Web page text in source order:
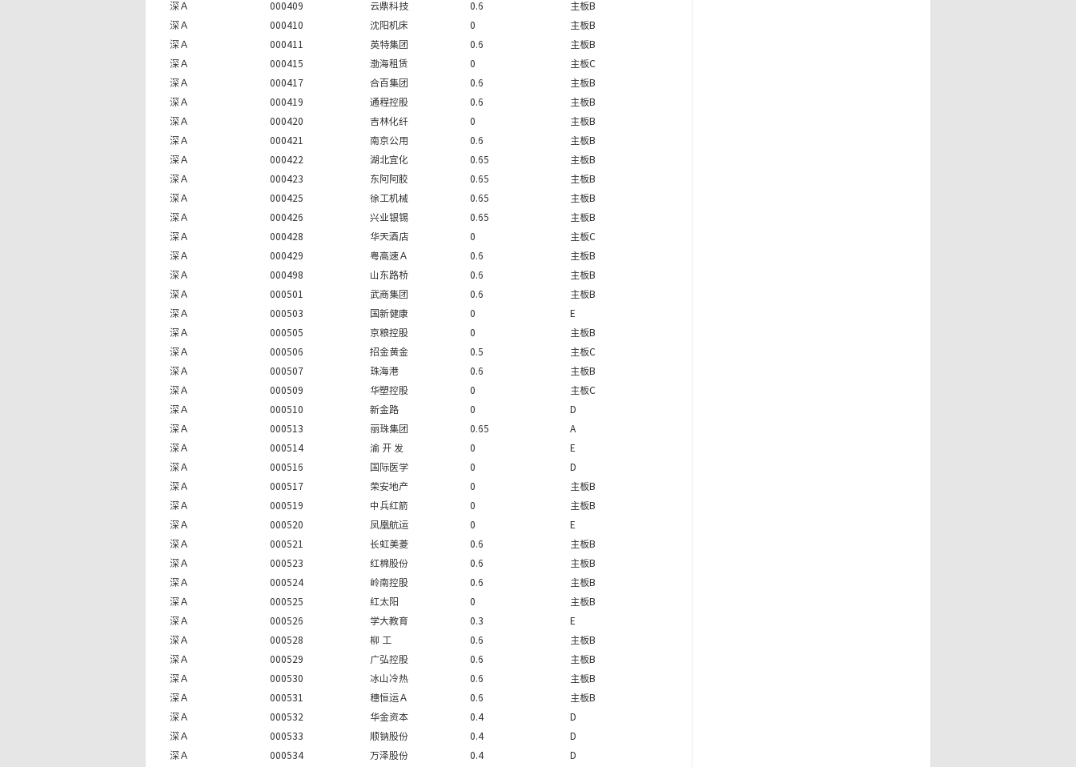
深Ａ
000409 云鼎科技 0.6
主板B
深Ａ
000410 沈阳机床 0
主板B
深Ａ
000411 英特集团 0.6
主板B
深Ａ
000415 渤海租赁 0
主板C
深Ａ
000417 合百集团 0.6
主板B
深Ａ
000419 通程控股 0.6
主板B
深Ａ
000420 吉林化纤 0
主板B
深Ａ
000421 南京公用 0.6
主板B
深Ａ
000422 湖北宜化 0.65
主板B
深Ａ
000423 东阿阿胶 0.65
主板B
深Ａ
000425 徐工机械 0.65
主板B
深Ａ
000426 兴业银锡 0.65
主板B
深Ａ
000428 华天酒店 0
主板C
深Ａ
000429 粤高速Ａ 0.6
主板B
深Ａ
000498 山东路桥 0.6
主板B
深Ａ
000501 武商集团 0.6
主板B
深Ａ
000503 国新健康 0
E
深Ａ
000505 京粮控股 0
主板B
深Ａ
000506 招金黄金 0.5
主板C
深Ａ
000507 珠海港 0.6
主板B
深Ａ
000509 华塑控股 0
主板C
深Ａ
000510 新金路 0
D
深Ａ
000513 丽珠集团 0.65
A
深Ａ
000514 渝 开 发 0
E
深Ａ
000516 国际医学 0
D
深Ａ
000517 荣安地产 0
主板B
深Ａ
000519 中兵红箭 0
主板B
深Ａ
000520 凤凰航运 0
E
深Ａ
000521 长虹美菱 0.6
主板B
深Ａ
000523 红棉股份 0.6
主板B
深Ａ
000524 岭南控股 0.6
主板B
深Ａ
000525 红太阳 0
主板B
深Ａ
000526 学大教育 0.3
E
深Ａ
000528 柳 工 0.6
主板B
深Ａ
000529 广弘控股 0.6
主板B
深Ａ
000530 冰山冷热 0.6
主板B
深Ａ
000531 穗恒运Ａ 0.6
主板B
深Ａ
000532 华金资本 0.4
D
深Ａ
000533 顺钠股份 0.4
D
深Ａ
000534 万泽股份 0.4
D